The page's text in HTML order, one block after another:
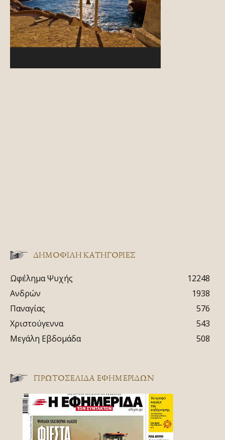
ΔΗΜΟΦΙΛΗ ΚΑΤΗΓΟΡΙΕΣ
Ωφέλημα Ψυχής
12248
Ανδρών
1938
Παναγίας
576
Χριστούγεννα
543
Μεγάλη Εβδομάδα
508
ΠΡΩΤΟΣΈΛΙΔΑ ΕΦΗΜΕΡΊΔΩΝ